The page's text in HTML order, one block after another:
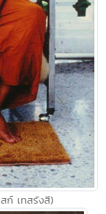
ก์ เทสรังสี)